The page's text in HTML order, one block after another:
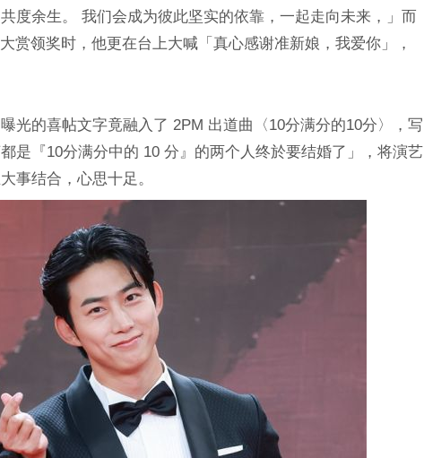
度余生。 我们会成为彼此坚实的依靠，一起走向未来，」而
赏领奖时，他更在台上大喊「真心感谢准新娘，我爱你」，
光的喜帖文字竟融入了 2PM 出道曲〈10分满分的10分〉，写
是『10分满分中的 10 分』的两个人终於要结婚了」，将演艺
事结合，心思十足。